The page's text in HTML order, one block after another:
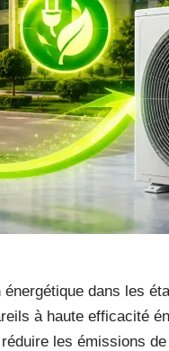
dans les
à haute efficacité
les émissions